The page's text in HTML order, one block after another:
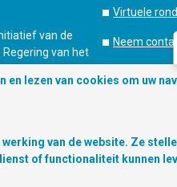
van de
van het
Virtuele
Neem
Algemene
inloggen
en lezen van cookies om uw
van de website. Ze
of functionaliteit kunnen